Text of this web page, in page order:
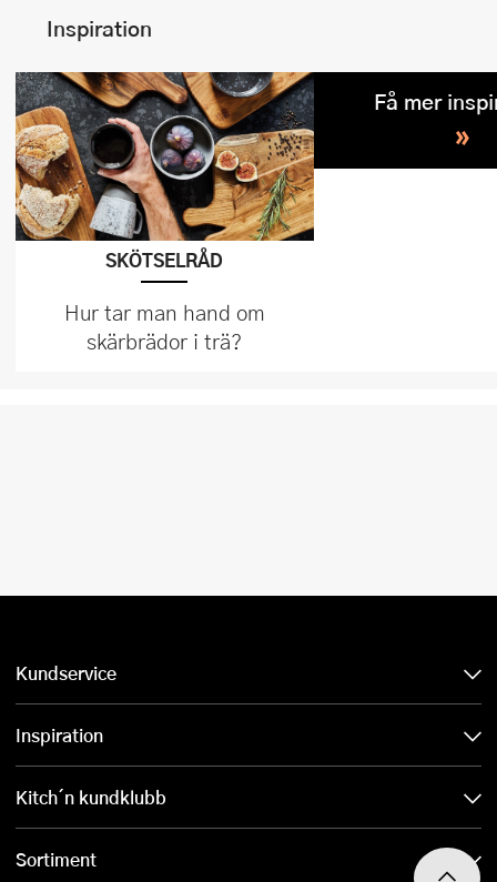
Inspiration
SKÖTSELRÅD
Hur tar man hand om
skärbrädor i trä?
Få mer
»
Kundservice
Inspiration
Kitch´n kundklubb
Sortiment